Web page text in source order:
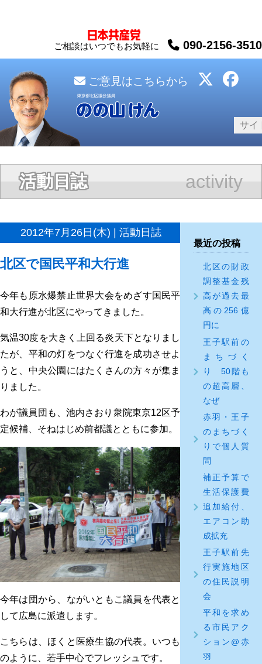
ご相談はいつでもお気軽に 090-2156-3510
ご意見はこちらから
活動日誌 activity
2012年7月26日(木) | 活動日誌
北区で国民平和大行進
今年も原水爆禁止世界大会をめざす国民平
和大行進が北区にやってきました。
気温30度を大きく上回る炎天下となりまし
たが、平和の灯をつなぐ行進を成功させよ
うと、中央公園にはたくさんの方々が集ま
りました。
わが議員団も、池内さおり衆院東京12区予
定候補、そねはじめ前都議とともに参加。
今年は団から、ながいともこ議員を代表と
して広島に派遣します。
こちらは、ほくと医療生協の代表。いつも
のように、若手中心でフレッシュです。
最近の投稿
北区の財政
調整基金残
高が過去最
高の256億
円に
王子駅前の
まちづく
り 50階も
の超高層、
なぜ
赤羽・王子
のまちづく
りで個人質
問
補正予算で
生活保護費
追加給付、
エアコン助
成拡充
王子駅前先
行実施地区
の住民説明
会
平和を求め
る市民アク
ション@赤
羽